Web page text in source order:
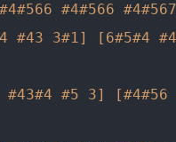
#4#566
#43 3#1]
[6#5#4
#43#4 #5 3]